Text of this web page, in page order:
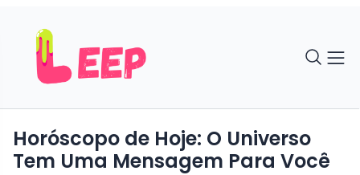
Horóscopo de Hoje: O Universo
Tem Uma Mensagem Para Você